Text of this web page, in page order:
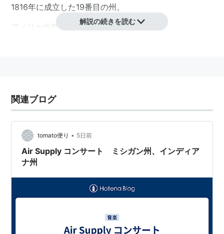
1816年に成立した19番目の州。
アメリカ中部に位置する州の一つ。
解説の続きを読む
関連ブログ
tomato便り • 5日前
Air Supply コンサート ミシガン州、インディア
ナ州